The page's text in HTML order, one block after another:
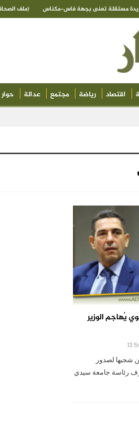
مستقلة تعنى بجهة فاس-مكناس (ملف الصحافة:12/
اقتصاد رياضة مجتمع عدالة حوار
يُهاجم الوزير
شجبها لصدور
رئاسة جامعة سيدي